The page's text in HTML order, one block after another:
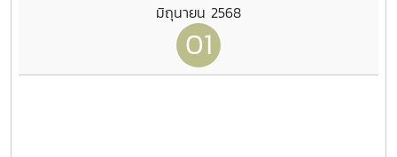
มิถุนายน 2568
01